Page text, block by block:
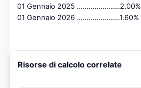
01 Gennaio 2025 ......................2.00%
01 Gennaio 2026 ......................1.60%
Risorse di calcolo correlate